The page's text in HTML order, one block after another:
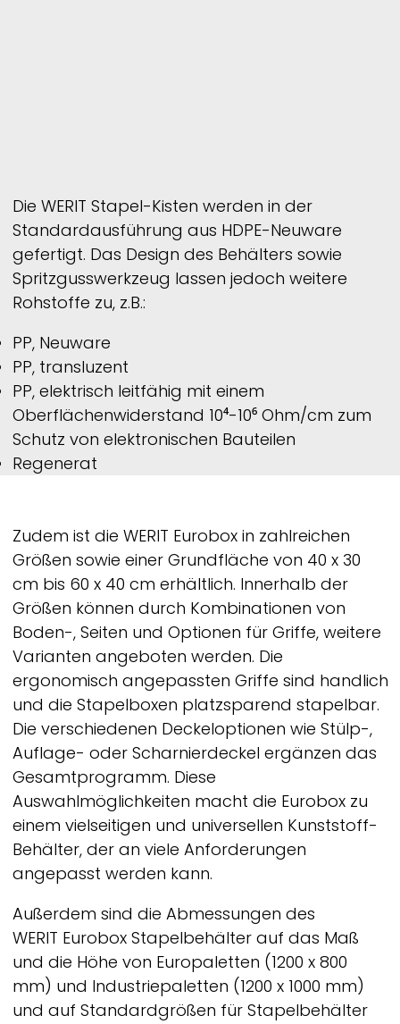
Die WERIT Stapel-Kisten werden in der
Standardausführung aus HDPE-Neuware
gefertigt. Das Design des Behälters sowie
Spritzgusswerkzeug lassen jedoch weitere
Rohstoffe zu, z.B.:
PP, Neuware
PP, transluzent
PP, elektrisch leitfähig mit einem
Oberflächenwiderstand 10⁴-10⁶ Ohm/cm zum
Schutz von elektronischen Bauteilen
Regenerat
Zudem ist die WERIT Eurobox in zahlreichen
Größen sowie einer Grundfläche von 40 x 30
cm bis 60 x 40 cm erhältlich. Innerhalb der
Größen können durch Kombinationen von
Boden-, Seiten und Optionen für Griffe, weitere
Varianten angeboten werden. Die
ergonomisch angepassten Griffe sind handlich
und die Stapelboxen platzsparend stapelbar.
Die verschiedenen Deckeloptionen wie Stülp-,
Auflage- oder Scharnierdeckel ergänzen das
Gesamtprogramm. Diese
Auswahlmöglichkeiten macht die Eurobox zu
einem vielseitigen und universellen Kunststoff-
Behälter, der an viele Anforderungen
angepasst werden kann.
Außerdem sind die Abmessungen des
WERIT Eurobox Stapelbehälter auf das Maß
und die Höhe von Europaletten (1200 x 800
mm) und Industriepaletten (1200 x 1000 mm)
und auf Standardgrößen für Stapelbehälter